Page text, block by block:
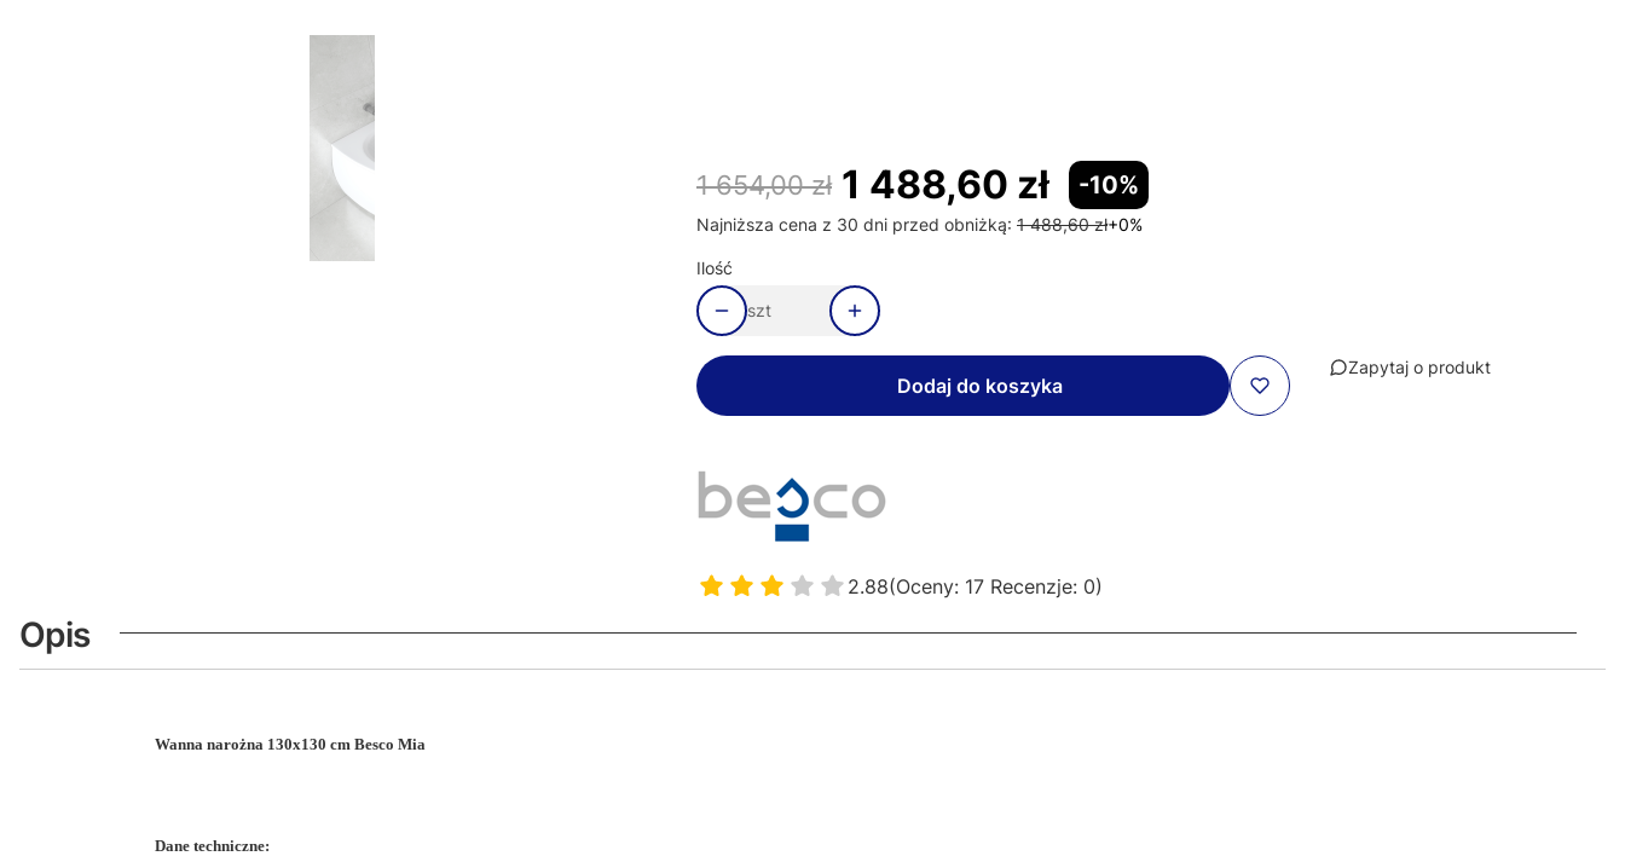
1 654,00 zł 1 488,60 zł -10%
Najniższa cena z 30 dni przed obniżką: 1 488,60 zł+0%
Ilość
szt
Dodaj do koszyka
Zapytaj o produkt
2.88(Oceny: 17 Recenzje: 0)
Opis
Wanna narożna 130x130 cm Besco Mia
Dane techniczne: